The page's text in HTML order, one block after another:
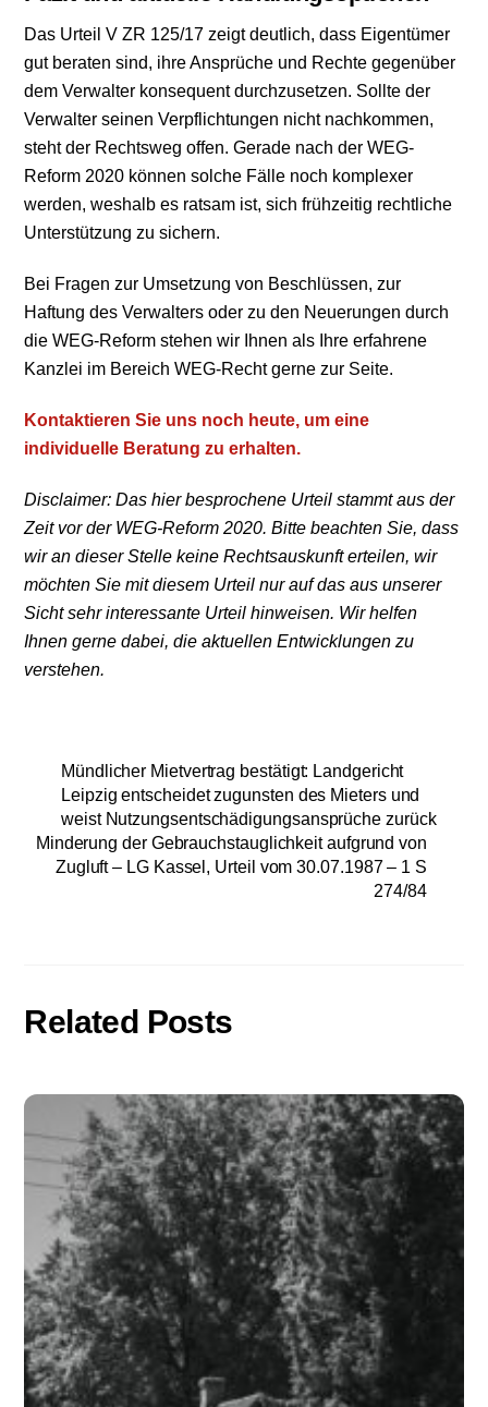
Das Urteil V ZR 125/17 zeigt deutlich, dass Eigentümer
gut beraten sind, ihre Ansprüche und Rechte gegenüber
dem Verwalter konsequent durchzusetzen. Sollte der
Verwalter seinen Verpflichtungen nicht nachkommen,
steht der Rechtsweg offen. Gerade nach der WEG-
Reform 2020 können solche Fälle noch komplexer
werden, weshalb es ratsam ist, sich frühzeitig rechtliche
Unterstützung zu sichern.
Bei Fragen zur Umsetzung von Beschlüssen, zur
Haftung des Verwalters oder zu den Neuerungen durch
die WEG-Reform stehen wir Ihnen als Ihre erfahrene
Kanzlei im Bereich WEG-Recht gerne zur Seite.
Kontaktieren Sie uns noch heute, um eine
individuelle Beratung zu erhalten.
Disclaimer: Das hier besprochene Urteil stammt aus der
Zeit vor der WEG-Reform 2020. Bitte beachten Sie, dass
wir an dieser Stelle keine Rechtsauskunft erteilen, wir
möchten Sie mit diesem Urteil nur auf das aus unserer
Sicht sehr interessante Urteil hinweisen. Wir helfen
Ihnen gerne dabei, die aktuellen Entwicklungen zu
verstehen.
Mündlicher Mietvertrag bestätigt: Landgericht
Leipzig entscheidet zugunsten des Mieters und
weist Nutzungsentschädigungsansprüche zurück
Minderung der Gebrauchstauglichkeit aufgrund von
Zugluft – LG Kassel, Urteil vom 30.07.1987 – 1 S
274/84
Related Posts